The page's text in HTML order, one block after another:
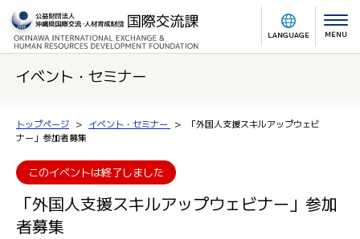
LANGUAGE MENU
イベント・セミナー
トップページ イベント・セミナー
「外国人支援スキルアップウェビ
ナー」参加者募集
このイベントは終了しました
「外国人支援スキルアップウェビナー」参加
者募集